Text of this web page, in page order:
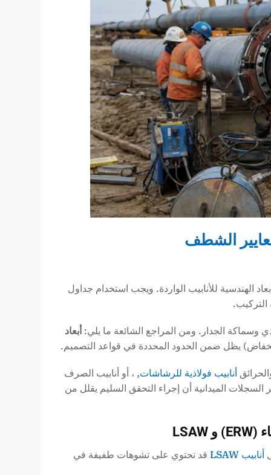
الهندسية للأنابيب الواردة. ويجب استخدام جداول
التركيب.
وسماكة الجدار. ومن المراجع الشائعة ما يلي: أبعاد
يظل ضمن الحدود المحددة في قواعد التصميم.
أنابيب فولاذية للرشاشات, ، أو أنابيب الصرف
السجلات الميدانية أن إجراء التحقق السليم يقلل من
LSAW
أنابيب LSAW قد تحتوي على تشوهات طفيفة في